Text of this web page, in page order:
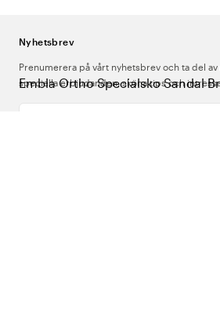
Embla Ortho Specialsko Sandal
Nyhetsbrev
Prenumerera på vårt nyhetsbrev och ta del av
speciella erbjudanden, sköna tips och
Ange din e-postadress